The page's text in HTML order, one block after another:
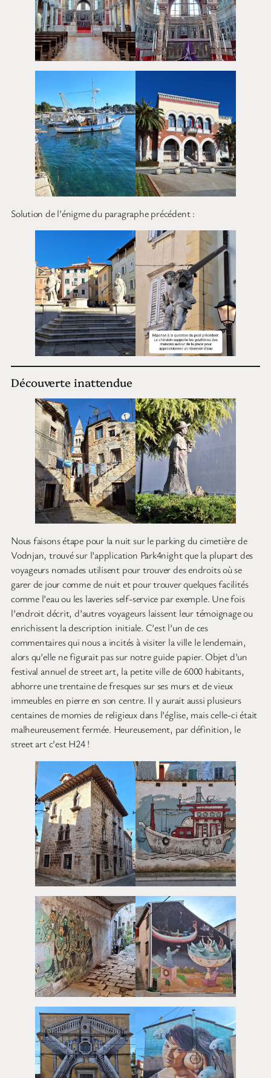
Solution de l’énigme du paragraphe précédent :
Découverte inattendue
Nous faisons étape pour la nuit sur le parking du cimetière de
Vodnjan, trouvé sur l’application Park4night que la plupart des
voyageurs nomades utilisent pour trouver des endroits où se
garer de jour comme de nuit et pour trouver quelques facilités
comme l’eau ou les laveries self-service par exemple. Une fois
l’endroit décrit, d’autres voyageurs laissent leur témoignage ou
enrichissent la description initiale. C’est l’un de ces
commentaires qui nous a incités à visiter la ville le lendemain,
alors qu’elle ne figurait pas sur notre guide papier. Objet d’un
festival annuel de street art, la petite ville de 6000 habitants,
abhorre une trentaine de fresques sur ses murs et de vieux
immeubles en pierre en son centre. Il y aurait aussi plusieurs
centaines de momies de religieux dans l’église, mais celle-ci était
malheureusement fermée. Heureusement, par définition, le
street art c’est H24 !